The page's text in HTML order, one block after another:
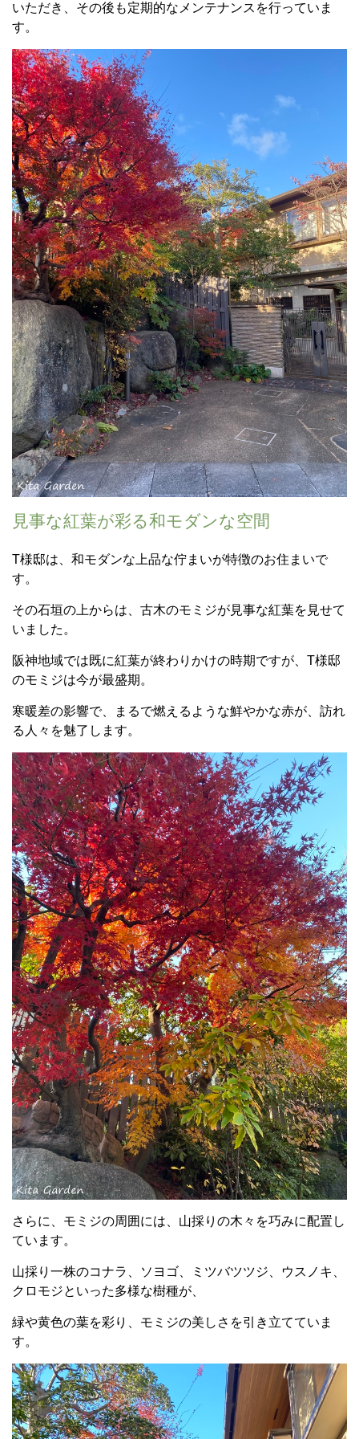
いただき、その後も定期的なメンテナンスを行っていま
す。
見事な紅葉が彩る和モダンな空間
T様邸は、和モダンな上品な佇まいが特徴のお住まいで
す。
その石垣の上からは、古木のモミジが見事な紅葉を見せて
いました。
阪神地域では既に紅葉が終わりかけの時期ですが、T様邸
のモミジは今が最盛期。
寒暖差の影響で、まるで燃えるような鮮やかな赤が、訪れ
る人々を魅了します。
さらに、モミジの周囲には、山採りの木々を巧みに配置し
ています。
山採り一株のコナラ、ソヨゴ、ミツバツツジ、ウスノキ、
クロモジといった多様な樹種が、
緑や黄色の葉を彩り、モミジの美しさを引き立てていま
す。